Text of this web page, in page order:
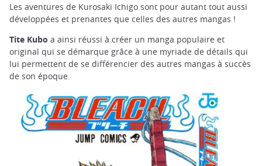
Les aventures de Kurosaki Ichigo sont pour autant tout aussi
développées et prenantes que celles des autres mangas !
Tite Kubo a ainsi réussi à créer un manga populaire et
original qui se démarque grâce à une myriade de détails qui
lui permettent de se différencier des autres mangas à succès
de son époque.